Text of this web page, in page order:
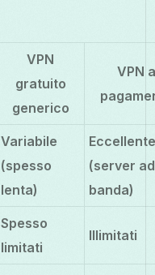
VPN
gratuito
generico
VPN
Variabile
(spesso
lenta)
(server
banda)
Spesso
limitati
Illimitati